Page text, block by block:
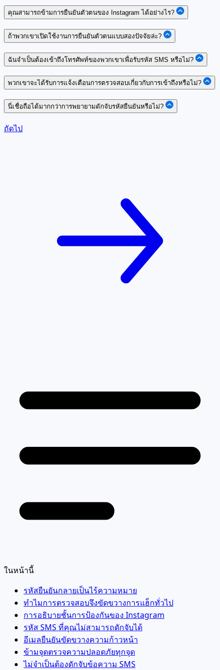
คุณสามารถข้ามการยืนยันตัวตนของ Instagram ได้อย่างไร?
ถ้าพวกเขาเปิดใช้งานการยืนยันตัวตนแบบสองปัจจัยล่ะ?
ฉันจำเป็นต้องเข้าถึงโทรศัพท์ของพวกเขาเพื่อรับรหัส SMS หรือไม่?
พวกเขาจะได้รับการแจ้งเตือนการตรวจสอบเกี่ยวกับการเข้าถึงหรือไม่?
นี่เชื่อถือได้มากกว่าการพยายามดักจับรหัสยืนยันหรือไม่?
ถัดไป
ในหน้านี้
รหัสยืนยันกลายเป็นไร้ความหมาย
ทำไมการตรวจสอบจึงขัดขวางการแฮ็กทั่วไป
การอธิบายชั้นการป้องกันของ Instagram
รหัส SMS ที่คุณไม่สามารถดักจับได้
อีเมลยืนยันขัดขวางความก้าวหน้า
ข้ามจุดตรวจความปลอดภัยทุกจุด
ไม่จำเป็นต้องดักจับข้อความ SMS